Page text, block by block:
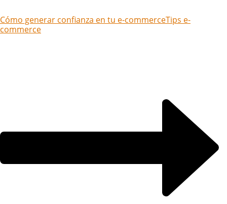
Cómo generar confianza en tu e-commerceTips e-
commerce